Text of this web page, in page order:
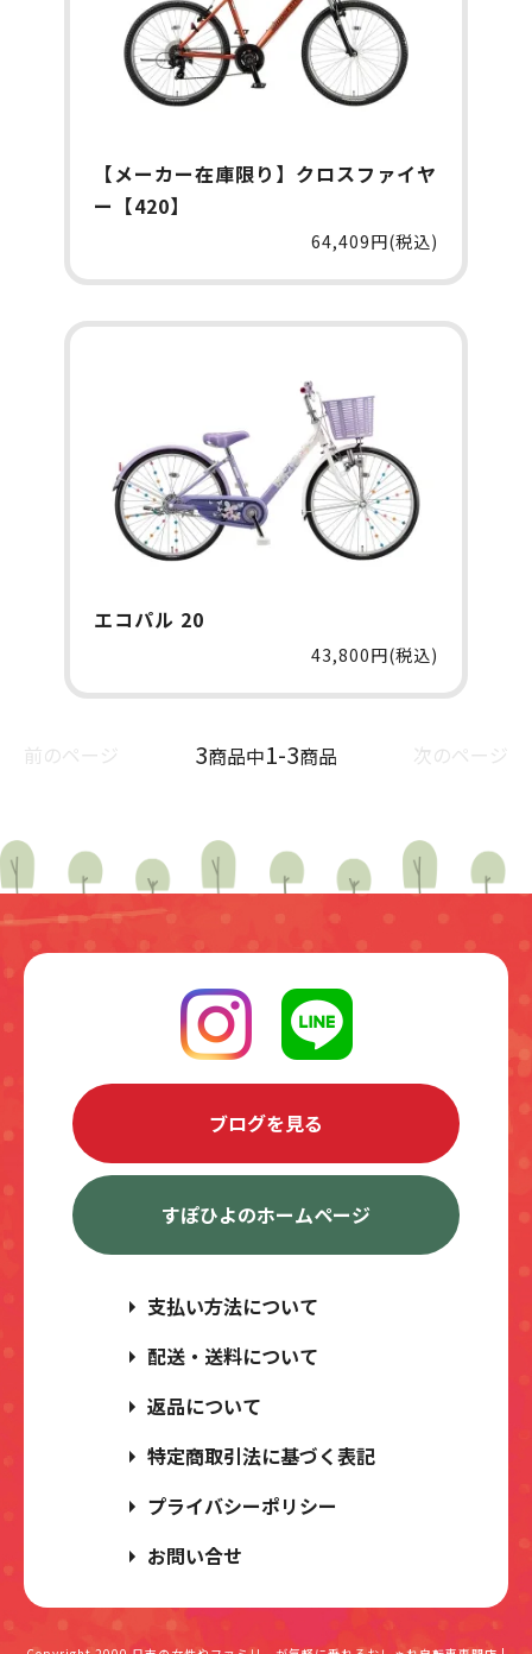
【メーカー在庫限り】クロスファイヤ
ー【420】
64,409円(税込)
エコパル 20
43,800円(税込)
前のページ 3商品中1-3商品 次のページ
ブログを見る
すぽひよのホームページ
支払い方法について
配送・送料について
返品について
特定商取引法に基づく表記
プライバシーポリシー
お問い合せ